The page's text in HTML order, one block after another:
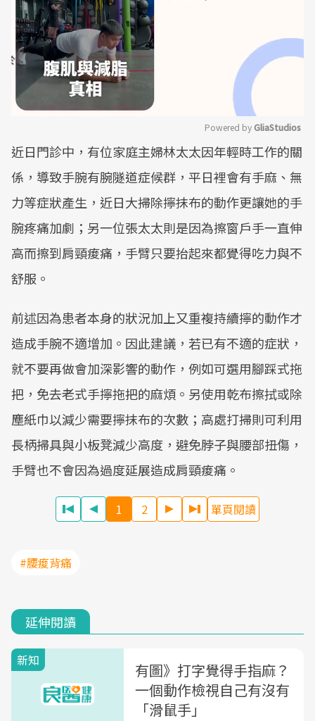
Mute
Powered by GliaStudios
近日門診中，有位家庭主婦林太太因年輕時工作的關
係，導致手腕有腕隧道症候群，平日裡會有手麻、無
力等症狀產生，近日大掃除擰抹布的動作更讓她的手
腕疼痛加劇；另一位張太太則是因為擦窗戶手一直伸
高而擦到肩頸痠痛，手臂只要抬起來都覺得吃力與不
舒服。
前述因為患者本身的狀況加上又重複持續擰的動作才
造成手腕不適增加。因此建議，若已有不適的症狀，
就不要再做會加深影響的動作，例如可選用腳踩式拖
把，免去老式手擰拖把的麻煩。另使用乾布擦拭或除
塵紙巾以減少需要擰抹布的次數；高處打掃則可利用
長柄掃具與小板凳減少高度，避免脖子與腰部扭傷，
手臂也不會因為過度延展造成肩頸痠痛。
1 2 單頁閱讀
#腰痠背痛
延伸閱讀
新知
有圖》打字覺得手指麻？
一個動作檢視自己有沒有
「滑鼠手」